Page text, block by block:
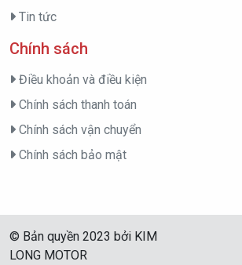
Tin tức
Chính sách
Điều khoản và điều kiện
Chính sách thanh toán
Chính sách vận chuyển
Chính sách bảo mật
© Bản quyền 2023 bởi KIM
LONG MOTOR